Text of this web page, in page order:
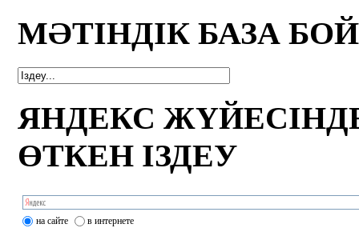
МӘТІНДІК БАЗА
ЯНДЕКС
ӨТКЕН ІЗДЕУ
на сайте в интернете